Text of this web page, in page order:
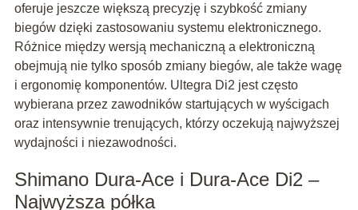
oferuje jeszcze większą precyzję i szybkość zmiany
biegów dzięki zastosowaniu systemu elektronicznego.
Różnice między wersją mechaniczną a elektroniczną
obejmują nie tylko sposób zmiany biegów, ale także wagę
i ergonomię komponentów. Ultegra Di2 jest często
wybierana przez zawodników startujących w wyścigach
oraz intensywnie trenujących, którzy oczekują najwyższej
wydajności i niezawodności.
Shimano Dura-Ace i Dura-Ace Di2 –
Najwyższa półka